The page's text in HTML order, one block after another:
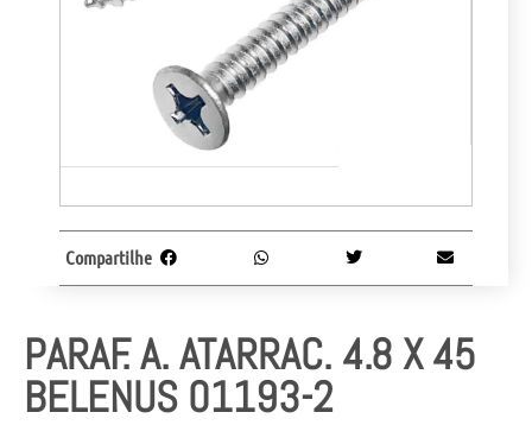
PARAF. A. ATARRAC. 4.8 X 45
BELENUS 01193-2
Compartilhe